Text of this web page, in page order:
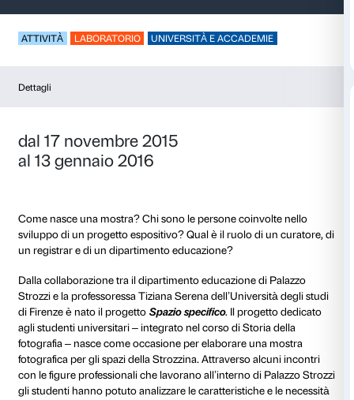
Spazio specifico
ATTIVITÀ LABORATORIO
Dettagli
dal 17 novembre 2015
al 13 gennaio 2016